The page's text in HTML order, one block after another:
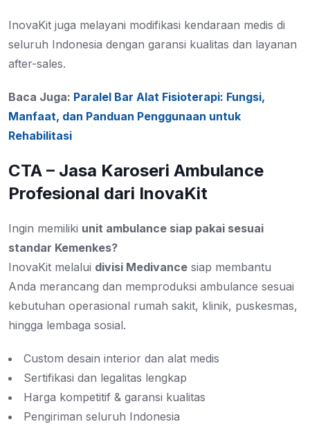
InovaKit juga melayani modifikasi kendaraan medis di
seluruh Indonesia dengan garansi kualitas dan layanan
after-sales.
Baca Juga: Paralel Bar Alat Fisioterapi: Fungsi,
Manfaat, dan Panduan Penggunaan untuk
Rehabilitasi
CTA – Jasa Karoseri Ambulance
Profesional dari InovaKit
Ingin memiliki unit ambulance siap pakai sesuai
standar Kemenkes?
InovaKit melalui divisi Medivance siap membantu
Anda merancang dan memproduksi ambulance sesuai
kebutuhan operasional rumah sakit, klinik, puskesmas,
hingga lembaga sosial.
Custom desain interior dan alat medis
Sertifikasi dan legalitas lengkap
Harga kompetitif & garansi kualitas
Pengiriman seluruh Indonesia